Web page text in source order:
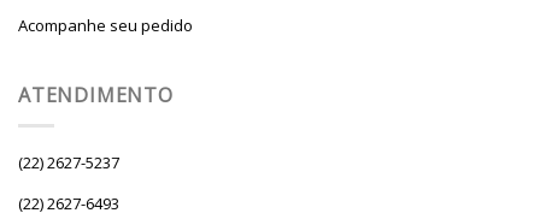
Acompanhe seu pedido
ATENDIMENTO
(22) 2627-5237
(22) 2627-6493